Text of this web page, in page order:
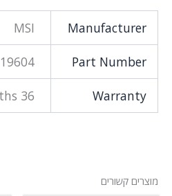
Manufacturer
MSI
Part Number
19604
Warranty
36 months
מוצרים קשורים